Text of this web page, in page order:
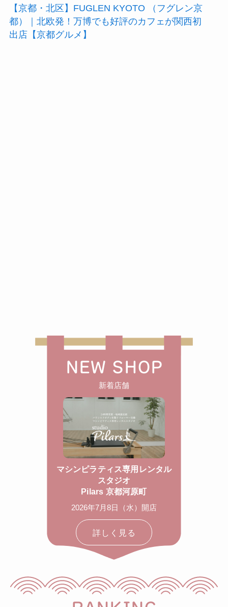
【京都・北区】FUGLEN KYOTO （フグレン京
都）｜北欧発！万博でも好評のカフェが関西初
出店【京都グルメ】
NEW SHOP
新着店舗
マシンピラティス専用レンタル
スタジオ
Pilars 京都河原町
2026年7月8日（水）開店
詳しく見る